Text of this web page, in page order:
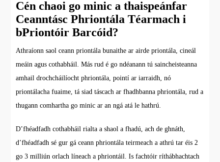
Cén chaoi go minic a thaispeánfar
Ceanntásc Phriontála Téarmach i
bPriontóir Barcóid?
Athraíonn saol ceann priontála bunaithe ar airde priontála, cineál
meáin agus cothabháil. Más rud é go ndéanann tú saincheisteanna
amhail drochcháilíocht phriontála, pointí ar iarraidh, nó
priontálacha fuaime, tá siad táscach ar fhadhbanna phriontála, rud a
thugann comhartha go minic ar an ngá atá le hathrú.
D’fhéadfadh cothabháil rialta a shaol a fhadú, ach de ghnáth,
d’fhéadfadh sé gur gá ceann phriontála teirmeach a athrú tar éis 2
go 3 milliún orlach líneach a phriontáil. Is fachtóir ríthábhachtach